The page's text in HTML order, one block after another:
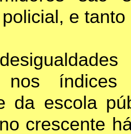
e
nos
da escola
crescente